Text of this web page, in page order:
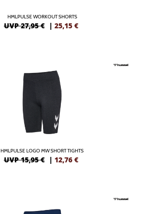
HMLPULSE WORKOUT SHORTS
UVP 27,95 € | 25,15 €
HMLPULSE LOGO MW SHORT TIGHTS
UVP 15,95 € | 12,76 €